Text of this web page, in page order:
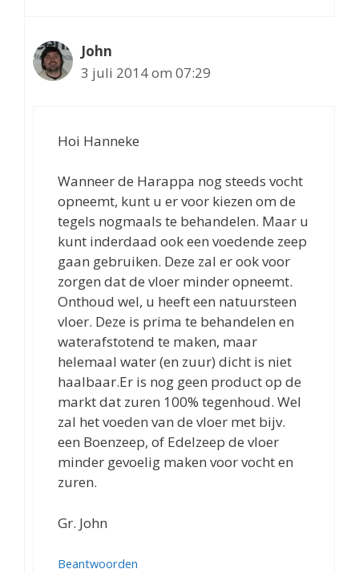
John
3 juli 2014 om 07:29
Hoi Hanneke
Wanneer de Harappa nog steeds vocht
opneemt, kunt u er voor kiezen om de
tegels nogmaals te behandelen. Maar u
kunt inderdaad ook een voedende zeep
gaan gebruiken. Deze zal er ook voor
zorgen dat de vloer minder opneemt.
Onthoud wel, u heeft een natuursteen
vloer. Deze is prima te behandelen en
waterafstotend te maken, maar
helemaal water (en zuur) dicht is niet
haalbaar.Er is nog geen product op de
markt dat zuren 100% tegenhoud. Wel
zal het voeden van de vloer met bijv.
een Boenzeep, of Edelzeep de vloer
minder gevoelig maken voor vocht en
zuren.
Gr. John
Beantwoorden